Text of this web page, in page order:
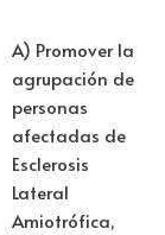
A) Promover la
agrupación de
personas
afectadas de
Esclerosis
Lateral
Amiotrófica,